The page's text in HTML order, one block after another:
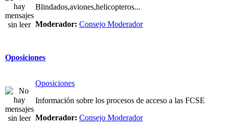
Blindados,aviones,helicopteros...
Moderador: Consejo Moderador
Oposiciones
Oposiciones
Información sobre los procesos de acceso a las FCSE
Moderador: Consejo Moderador